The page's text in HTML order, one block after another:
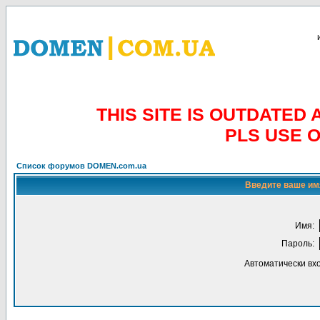
THIS SITE IS OUTDATED
PLS USE
Список форумов DOMEN.com.ua
Введите ваше
Имя:
Пароль:
Автоматически